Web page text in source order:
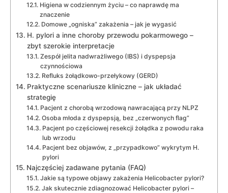
Higiena w codziennym życiu – co naprawdę ma
znaczenie
Domowe „ogniska” zakażenia – jak je wygasić
H. pylori a inne choroby przewodu pokarmowego –
zbyt szerokie interpretacje
Zespół jelita nadwrażliwego (IBS) i dyspepsja
czynnościowa
Refluks żołądkowo-przełykowy (GERD)
Praktyczne scenariusze kliniczne – jak układać
strategię
Pacjent z chorobą wrzodową nawracającą przy NLPZ
Osoba młoda z dyspepsją, bez „czerwonych flag”
Pacjent po częściowej resekcji żołądka z powodu raka
lub wrzodu
Pacjent bez objawów, z „przypadkowo” wykrytym H.
pylori
Najczęściej zadawane pytania (FAQ)
Jakie są typowe objawy zakażenia Helicobacter pylori?
Jak skutecznie zdiagnozować Helicobacter pylori –